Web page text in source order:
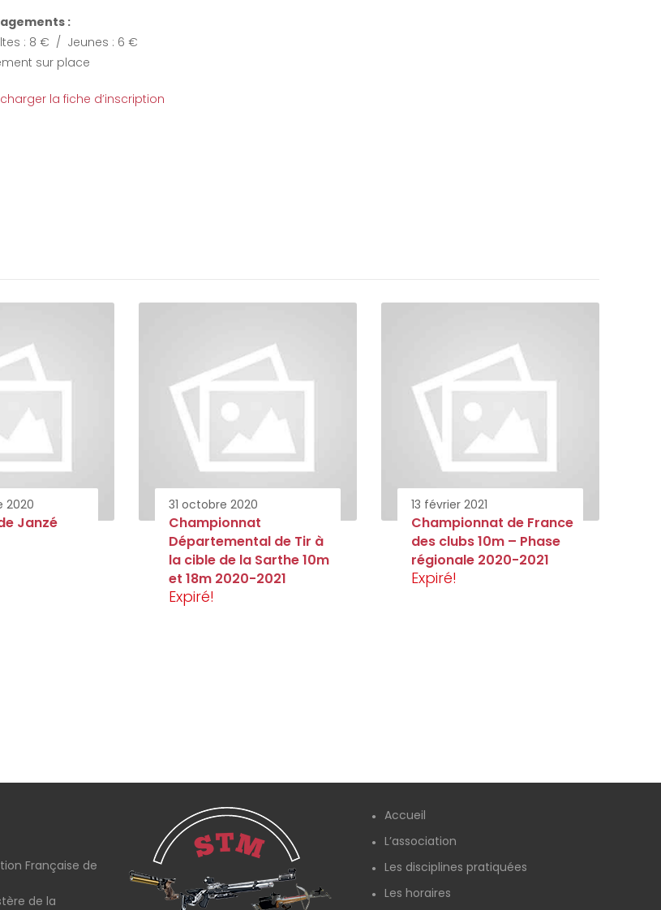
:
: 8 € / Jeunes : 6 €
sur place
la fiche d’inscription
2020
Janzé
31 octobre 2020
Championnat
Départemental de Tir à
la cible de la Sarthe 10m
et 18m 2020-2021
Expiré!
13 février 2021
Championnat de France
des clubs 10m – Phase
régionale 2020-2021
Expiré!
Française de
de la
Accueil
L’association
Les disciplines pratiquées
Les horaires